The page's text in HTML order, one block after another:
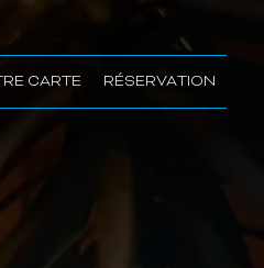
CARTE RÉSERVATION